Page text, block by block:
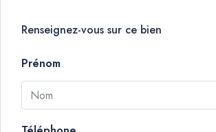
Renseignez-vous sur ce bien
Prénom